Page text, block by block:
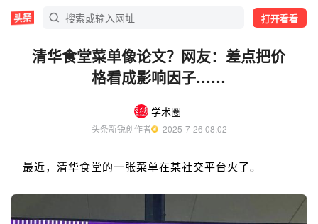
打开看看
清华食堂菜单像论文？网友：差点把价
格看成影响因子……
学术圈
头条新锐创作者
  2025-7-26 08:02
最近，清华食堂的一张菜单在某社交平台火了。